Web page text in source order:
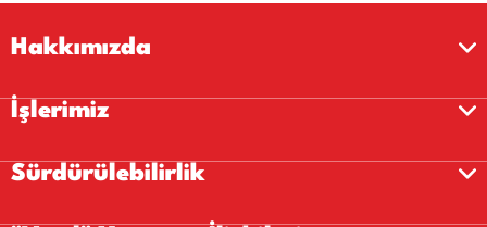
Hakkımızda
İşlerimiz
Sürdürülebilirlik